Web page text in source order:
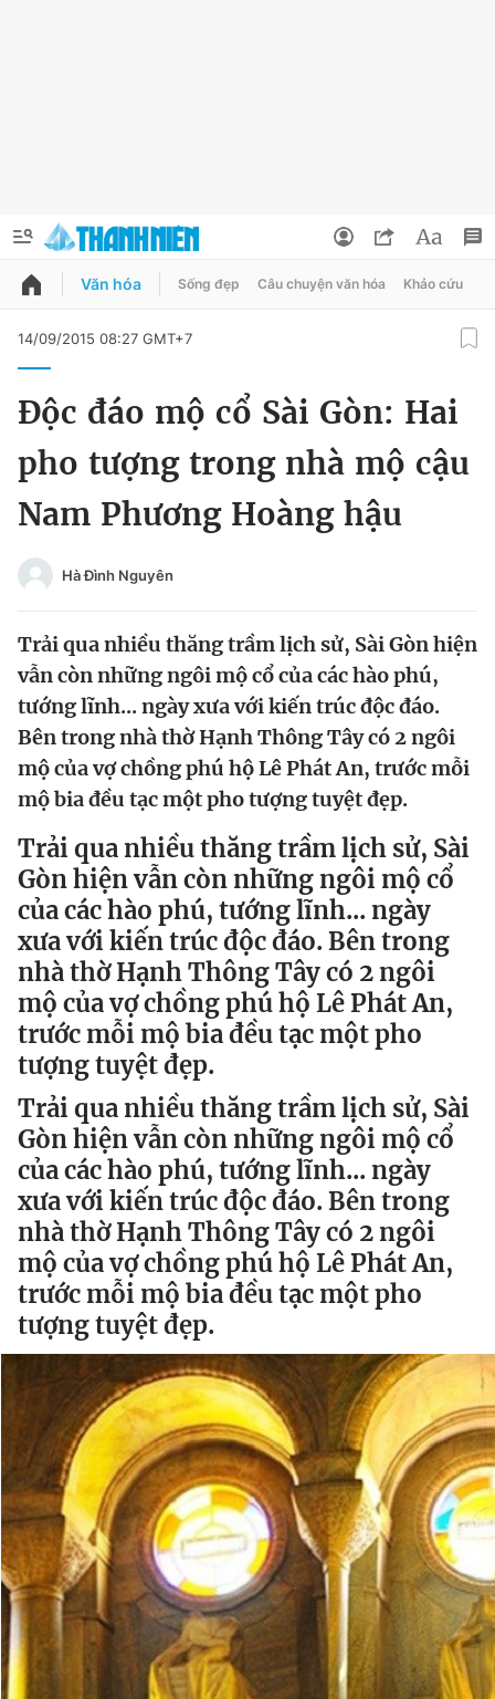
QUẢNG CÁO
Chuyên mục
Tin 24h
Video Magazine
Sản phẩm khác
Tiện ích Bạn cần biết
Thông tin tòa soạn Liên hệ quảng cáo
Đọc Thanh Niên trên điện thoại
Theo dõi báo trên
Hotline
0906 645 777
Liên hệ quảng cáo
0908 780 404
Đặt báo Quảng cáo
Tổng biên tập: Nguyễn Ngọc Toàn
Phó tổng biên tập thường trực: Hải Thành
Phó tổng biên tập: Lâm Hiếu Dũng
Phó tổng biên tập: Trần Việt Hưng
Tổng thư ký tòa soạn: Đức Trung
Giấy phép xuất bản số 110/GP - BTTTT cấp ngày 24.3.2020
© 2003-2026 Bản quyền thuộc về Báo Thanh Niên. Cấm sao
chép dưới mọi hình thức nếu không có sự chấp thuận bằng văn
bản. Phát triển bởi ePi Technologies, JSC.
Đổi mật khẩu
Tin đã lưu
Tin đã xem
Đăng xuất
Văn hóa Sống đẹp Câu chuyện văn hóa Khảo cứu
14/09/2015 08:27 GMT+7
Độc đáo mộ cổ Sài Gòn: Hai
pho tượng trong nhà mộ cậu
Nam Phương Hoàng hậu
Hà Đình Nguyên
Trải qua nhiều thăng trầm lịch sử, Sài Gòn hiện
vẫn còn những ngôi mộ cổ của các hào phú,
tướng lĩnh... ngày xưa với kiến trúc độc đáo.
Bên trong nhà thờ Hạnh Thông Tây có 2 ngôi
mộ của vợ chồng phú hộ Lê Phát An, trước mỗi
mộ bia đều tạc một pho tượng tuyệt đẹp.
Trải qua nhiều thăng trầm lịch sử, Sài
Gòn hiện vẫn còn những ngôi mộ cổ
của các hào phú, tướng lĩnh... ngày
xưa với kiến trúc độc đáo. Bên trong
nhà thờ Hạnh Thông Tây có 2 ngôi
mộ của vợ chồng phú hộ Lê Phát An,
trước mỗi mộ bia đều tạc một pho
tượng tuyệt đẹp.
Trải qua nhiều thăng trầm lịch sử, Sài
Gòn hiện vẫn còn những ngôi mộ cổ
của các hào phú, tướng lĩnh... ngày
xưa với kiến trúc độc đáo. Bên trong
nhà thờ Hạnh Thông Tây có 2 ngôi
mộ của vợ chồng phú hộ Lê Phát An,
trước mỗi mộ bia đều tạc một pho
tượng tuyệt đẹp.